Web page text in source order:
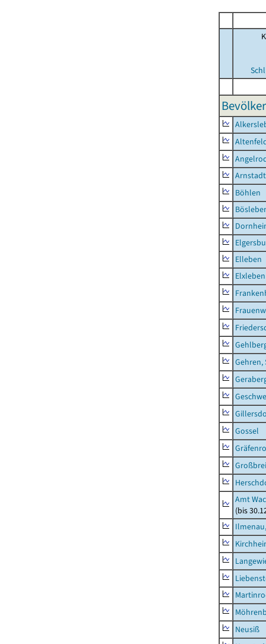
Böhlen
Elleben
Elxleben
Gehren,
Gossel
Amt
(bis
Neusiß